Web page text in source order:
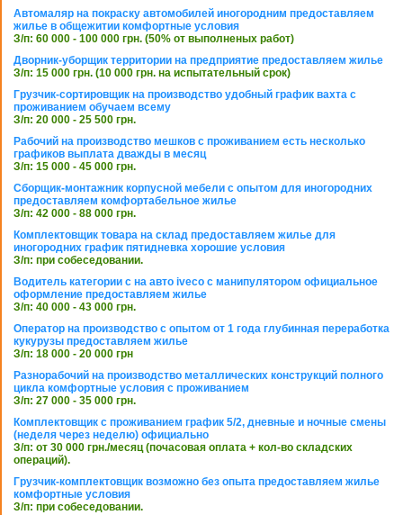
Автомаляр на покраску автомобилей иногородним предоставляем
жилье в общежитии комфортные условия
З/п: 60 000 - 100 000 грн. (50% от выполненых работ)
Дворник-уборщик территории на предприятие предоставляем жилье
З/п: 15 000 грн. (10 000 грн. на испытательный срок)
Грузчик-сортировщик на производство удобный график вахта с
проживанием обучаем всему
З/п: 20 000 - 25 500 грн.
Рабочий на производство мешков с проживанием есть несколько
графиков выплата дважды в месяц
З/п: 15 000 - 45 000 грн.
Сборщик-монтажник корпусной мебели с опытом для иногородних
предоставляем комфортабельное жилье
З/п: 42 000 - 88 000 грн.
Комплектовщик товара на склад предоставляем жилье для
иногородних график пятидневка хорошие условия
З/п: при собеседовании.
Водитель категории с на авто iveco с манипулятором официальное
оформление предоставляем жилье
З/п: 40 000 - 43 000 грн.
Оператор на производство с опытом от 1 года глубинная переработка
кукурузы предоставляем жилье
З/п: 18 000 - 20 000 грн
Разнорабочий на производство металлических конструкций полного
цикла комфортные условия с проживанием
З/п: 27 000 - 35 000 грн.
Комплектовщик с проживанием график 5/2, дневные и ночные смены
(неделя через неделю) официально
З/п: от 30 000 грн./месяц (почасовая оплата + кол-во складских
операций).
Грузчик-комплектовщик возможно без опыта предоставляем жилье
комфортные условия
З/п: при собеседовании.